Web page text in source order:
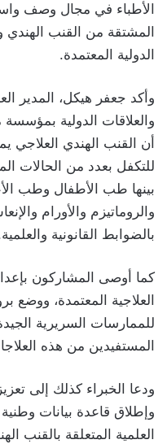
الأطباء في مجال وصف
المشتقة من القنب الهندي
الدولية المعتمدة.
وأكد جعفر هيكل، المدير
والعلاقات الدولية
أن القنب الهندي العلاجي
للتكفل بعدد من الحالات
بينها طب الأطفال وطب
والروماتيزم والأورام
بالضوابط القانونية
كما أوصى المشاركون
العلاجية المعتمدة، ووضع
للممارسات السريرية
المستفيدين من هذه
ودعا الخبراء كذلك إلى
وإطلاق قاعدة بيانات
العلمية المتعلقة بالقنب